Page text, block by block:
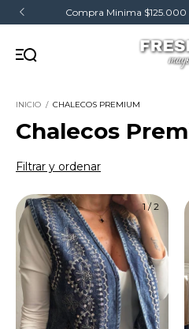
Compra Minima $125.000
INICIO / CHALECOS PREMIUM
Chalecos
Filtrar y ordenar
1/2